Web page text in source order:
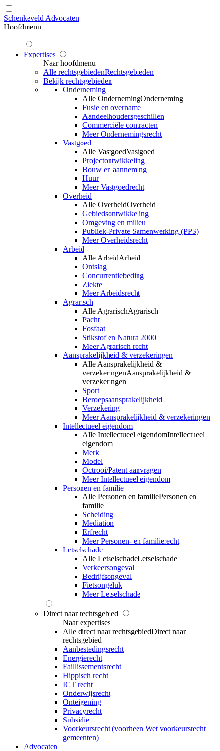
Schenkeveld Advocaten
Hoofdmenu
Expertises
Naar hoofdmenu
Alle rechtsgebiedenRechtsgebieden
Bekijk rechtsgebieden
Onderneming
Alle OndernemingOnderneming
Fusie en overname
Aandeelhoudersgeschillen
Commerciële contracten
Meer Ondernemingsrecht
Vastgoed
Alle VastgoedVastgoed
Projectontwikkeling
Bouw en aanneming
Huur
Meer Vastgoedrecht
Overheid
Alle OverheidOverheid
Gebiedsontwikkeling
Omgeving en milieu
Publiek-Private Samenwerking (PPS)
Meer Overheidsrecht
Arbeid
Alle ArbeidArbeid
Ontslag
Concurrentiebeding
Ziekte
Meer Arbeidsrecht
Agrarisch
Alle AgrarischAgrarisch
Pacht
Fosfaat
Stikstof en Natura 2000
Meer Agrarisch recht
Aansprakelijkheid & verzekeringen
Alle Aansprakelijkheid &
verzekeringenAansprakelijkheid &
verzekeringen
Sport
Beroepsaansprakelijkheid
Verzekering
Meer Aansprakelijkheid & verzekeringen
Intellectueel eigendom
Alle Intellectueel eigendomIntellectueel
eigendom
Merk
Model
Octrooi/Patent aanvragen
Meer Intellectueel eigendom
Personen en familie
Alle Personen en familiePersonen en
familie
Scheiding
Mediation
Erfrecht
Meer Personen- en familierecht
Letselschade
Alle LetselschadeLetselschade
Verkeersongeval
Bedrijfsongeval
Fietsongeluk
Meer Letselschade
Direct naar rechtsgebied
Naar expertises
Alle direct naar rechtsgebiedDirect naar
rechtsgebied
Aanbestedingsrecht
Energierecht
Faillissementsrecht
Hippisch recht
ICT recht
Onderwijsrecht
Onteigening
Privacyrecht
Subsidie
Voorkeursrecht (voorheen Wet voorkeursrecht
gemeenten)
Advocaten